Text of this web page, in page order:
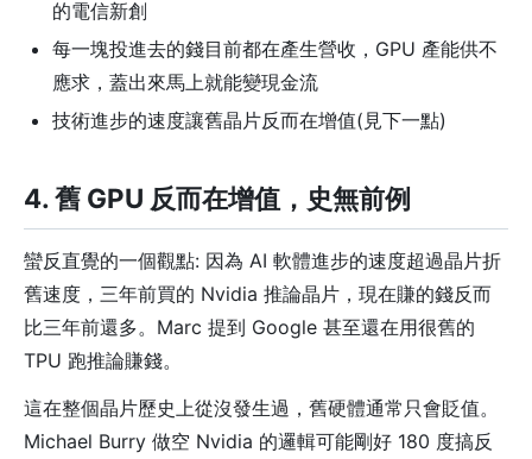
的電信新創
每一塊投進去的錢目前都在產生營收，GPU 產能供不
應求，蓋出來馬上就能變現金流
技術進步的速度讓舊晶片反而在增值(見下一點)
4. 舊 GPU 反而在增值，史無前例
蠻反直覺的一個觀點: 因為 AI 軟體進步的速度超過晶片折
舊速度，三年前買的 Nvidia 推論晶片，現在賺的錢反而
比三年前還多。Marc 提到 Google 甚至還在用很舊的
TPU 跑推論賺錢。
這在整個晶片歷史上從沒發生過，舊硬體通常只會貶值。
Michael Burry 做空 Nvidia 的邏輯可能剛好 180 度搞反